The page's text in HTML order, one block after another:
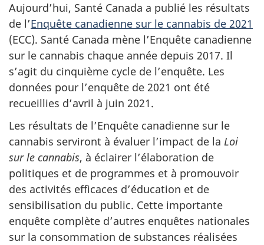
Aujourd’hui, Santé Canada a publié les résultats
de l’Enquête canadienne sur le cannabis de 2021
(ECC). Santé Canada mène l’Enquête canadienne
sur le cannabis chaque année depuis 2017. Il
s’agit du cinquième cycle de l’enquête. Les
données pour l’enquête de 2021 ont été
recueillies d’avril à juin 2021.
Les résultats de l’Enquête canadienne sur le
cannabis serviront à évaluer l’impact de la Loi
sur le cannabis, à éclairer l’élaboration de
politiques et de programmes et à promouvoir
des activités efficaces d’éducation et de
sensibilisation du public. Cette importante
enquête complète d’autres enquêtes nationales
sur la consommation de substances réalisées